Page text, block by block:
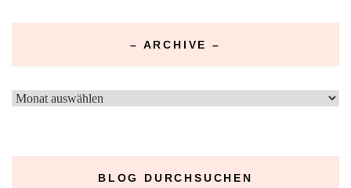
– ARCHIVE –
–
BLOG DURCHSUCHEN